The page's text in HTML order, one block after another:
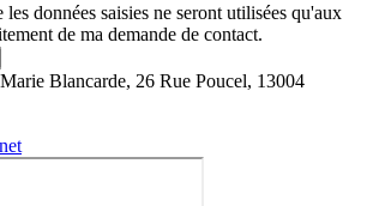
les données saisies ne seront utilisées qu'aux
de ma demande de contact.
Blancarde, 26 Rue Poucel, 13004